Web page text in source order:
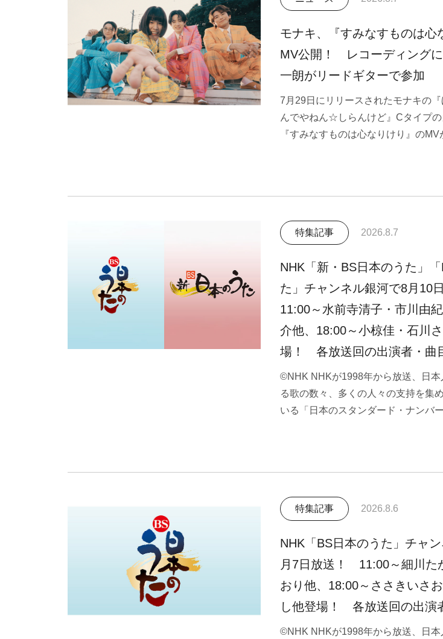
モナキ、『すみなすものは心
MV公開！ レコーディング
一朗がリードギターで参加
7月29日にリリースされたモナキの
んでやねん☆しらんけど』Cタイプ
『すみなすものは心なりけり』の
特集記事 2026.8.7
NHK「新・BS日本のうた」「
た」チャンネル銀河で8月10
11:00～水前寺清子・市川由
介他、18:00～小椋佳・石川
場！ 各放送回の出演者・曲
©NHK NHKが1998年から放送、日本
る歌の数々、多くの人々の支持を集
いる「日本のスタンダード・ナンバ
特集記事 2026.8.6
NHK「BS日本のうた」チャ
月7日放送！ 11:00～細川た
おり他、18:00～ささきいさ
し他登場！ 各放送回の出演
©NHK NHKが1998年から放送、日本